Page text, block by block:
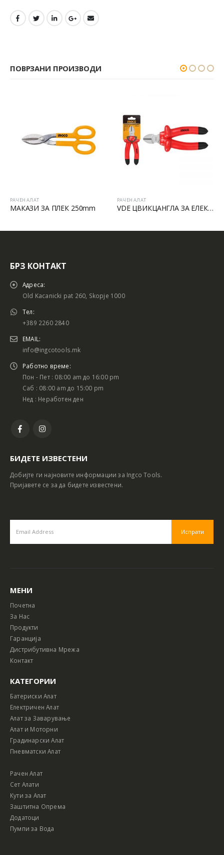
ПОВРЗАНИ ПРОИЗВОДИ
РАЧЕН АЛАТ
МАКАЗИ ЗА ПЛЕК 250mm
РАЧЕН АЛАТ
VDE ЦВИКЦАНГЛА ЗА ЕЛЕКТРИЧАРИ
БРЗ КОНТАКТ
Адреса:
Old Kacanicki pat 260, Skopje 1000
Тел:
+389 2260 2840
EMAIL:
info@ingcotools.mk
Работно време:
Пон - Пет : 08:00 am до 16:00 pm
Саб : 08:00 am до 15:00 pm
Нед : Неработен ден
БИДЕТЕ ИЗВЕСТЕНИ
Добијте ги најновите информации за Ingco Tools.
Пријавете се за да бидете известени.
МЕНИ
Почетна
За Нас
Продукти
Гаранција
Дистрибутивна Мрежа
Контакт
КАТЕГОРИИ
Батериски Алат
Електричен Алат
Алат за Заварување
Алат и Моторни
Градинарски Алат
Пневматски Алат
Рачен Алат
Сет Алати
Кути за Алат
Заштитна Опрема
Додатоци
Пумпи за Вода